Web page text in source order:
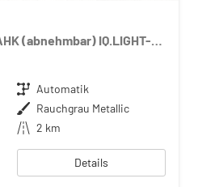
1.0 TSI 116PS DSG Life AHK (abnehmbar) IQ.LIGHT-LED-Matrix Sitzheizung Rückf.Kamera Klimaautomatik Abstandstempomat Apple CarPlay Android Auto
Getriebe Automatik
Außenfarbe Rauchgrau Metallic
Kilometerstand 2 km
Details